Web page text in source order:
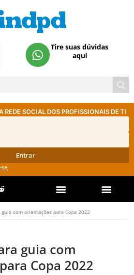
Tire suas dúvidas
aqui
REDE SOCIAL DOS PROFISSIONAIS DE TI
Entrar
guia com orientações para Copa 2022
guia com
Copa 2022